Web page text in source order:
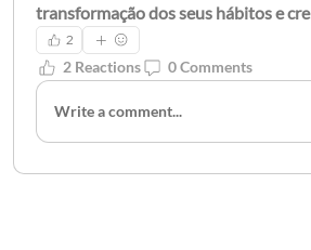
transformação dos seus hábitos e
2
2 Reactions 0 Comments
Write a comment...